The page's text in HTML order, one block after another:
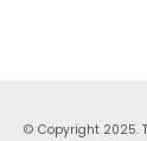
© Copyright 2025.